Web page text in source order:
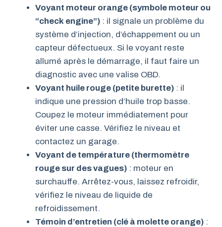
Voyant moteur orange (symbole moteur ou
“check engine”) : il signale un problème du
système d’injection, d’échappement ou un
capteur défectueux. Si le voyant reste
allumé après le démarrage, il faut faire un
diagnostic avec une valise OBD.
Voyant huile rouge (petite burette) : il
indique une pression d’huile trop basse.
Coupez le moteur immédiatement pour
éviter une casse. Vérifiez le niveau et
contactez un garage.
Voyant de température (thermomètre
rouge sur des vagues) : moteur en
surchauffe. Arrêtez-vous, laissez refroidir,
vérifiez le niveau de liquide de
refroidissement.
Témoin d’entretien (clé à molette orange) :